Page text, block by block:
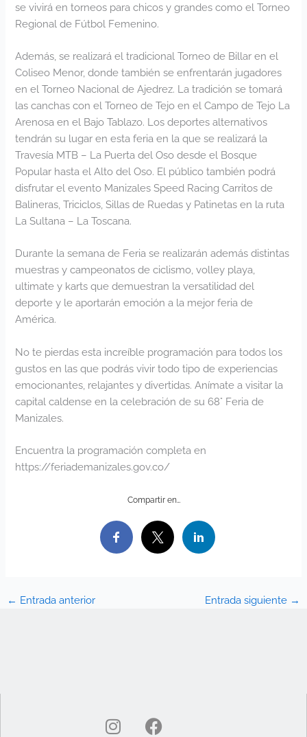
se vivirá en torneos para chicos y grandes como el Torneo
Regional de Fútbol Femenino.
Además, se realizará el tradicional Torneo de Billar en el
Coliseo Menor, donde también se enfrentarán jugadores
en el Torneo Nacional de Ajedrez. La tradición se tomará
las canchas con el Torneo de Tejo en el Campo de Tejo La
Arenosa en el Bajo Tablazo. Los deportes alternativos
tendrán su lugar en esta feria en la que se realizará la
Travesía MTB – La Puerta del Oso desde el Bosque
Popular hasta el Alto del Oso. El público también podrá
disfrutar el evento Manizales Speed Racing Carritos de
Balineras, Triciclos, Sillas de Ruedas y Patinetas en la ruta
La Sultana – La Toscana.
Durante la semana de Feria se realizarán además distintas
muestras y campeonatos de ciclismo, volley playa,
ultimate y karts que demuestran la versatilidad del
deporte y le aportarán emoción a la mejor feria de
América.
No te pierdas esta increíble programación para todos los
gustos en las que podrás vivir todo tipo de experiencias
emocionantes, relajantes y divertidas. Anímate a visitar la
capital caldense en la celebración de su 68° Feria de
Manizales.
Encuentra la programación completa en
https://feriademanizales.gov.co/
Compartir en…
← Entrada anterior Entrada siguiente →
n
a